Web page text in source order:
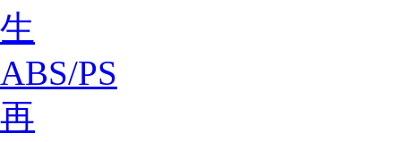
生
ABS/PS
再